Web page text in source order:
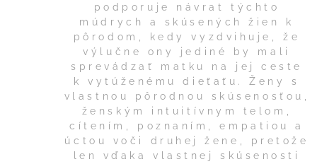
podporuje návrat týchto
múdrych a skúsených žien k
pôrodom, kedy vyzdvihuje, že
výlučne ony jediné by mali
sprevádzať matku na jej ceste
k vytúženému dieťaťu. Ženy s
vlastnou pôrodnou skúsenosťou,
ženským intuitívnym telom,
cítením, poznaním, empatiou a
úctou voči druhej žene, pretože
len vďaka vlastnej skúsenosti